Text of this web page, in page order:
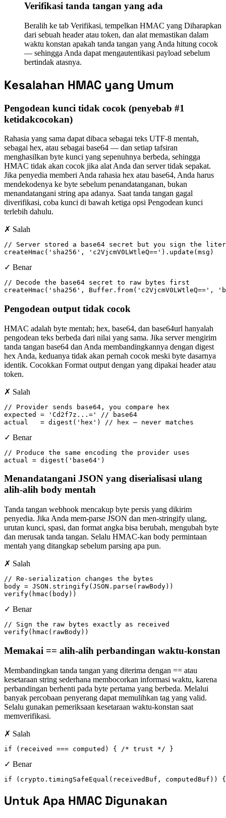
Verifikasi tanda tangan yang ada
Beralih ke tab Verifikasi, tempelkan HMAC yang Diharapkan
dari sebuah header atau token, dan alat memastikan dalam
waktu konstan apakah tanda tangan yang Anda hitung cocok
— sehingga Anda dapat mengautentikasi payload sebelum
bertindak atasnya.
Kesalahan HMAC yang Umum
Pengodean kunci tidak cocok (penyebab #1
ketidakcocokan)
Rahasia yang sama dapat dibaca sebagai teks UTF-8 mentah,
sebagai hex, atau sebagai base64 — dan setiap tafsiran
menghasilkan byte kunci yang sepenuhnya berbeda, sehingga
HMAC tidak akan cocok jika alat Anda dan server tidak sepakat.
Jika penyedia memberi Anda rahasia hex atau base64, Anda harus
mendekodenya ke byte sebelum penandatanganan, bukan
menandatangani string apa adanya. Saat tanda tangan gagal
diverifikasi, coba kunci di bawah ketiga opsi Pengodean kunci
terlebih dahulu.
✗ Salah
// Server stored a base64 secret but you sign the
createHmac('sha256', 'c2VjcmV0LWtleQ==').update(msg)
✓ Benar
// Decode the base64 secret to raw bytes first
createHmac('sha256', Buffer.from('c2VjcmV0LWtleQ==',
Pengodean output tidak cocok
HMAC adalah byte mentah; hex, base64, dan base64url hanyalah
pengodean teks berbeda dari nilai yang sama. Jika server mengirim
tanda tangan base64 dan Anda membandingkannya dengan digest
hex Anda, keduanya tidak akan pernah cocok meski byte dasarnya
identik. Cocokkan Format output dengan yang dipakai header atau
token.
✗ Salah
// Provider sends base64, you compare hex
expected = 'Cd2f7z...=' // base64
actual   = digest('hex') // hex — never matches
✓ Benar
// Produce the same encoding the provider uses
actual = digest('base64')
Menandatangani JSON yang diserialisasi ulang
alih-alih body mentah
Tanda tangan webhook mencakup byte persis yang dikirim
penyedia. Jika Anda mem-parse JSON dan men-stringify ulang,
urutan kunci, spasi, dan format angka bisa berubah, mengubah byte
dan merusak tanda tangan. Selalu HMAC-kan body permintaan
mentah yang ditangkap sebelum parsing apa pun.
✗ Salah
// Re-serialization changes the bytes
body = JSON.stringify(JSON.parse(rawBody))
verify(hmac(body))
✓ Benar
// Sign the raw bytes exactly as received
verify(hmac(rawBody))
Memakai == alih-alih perbandingan waktu-konstan
Membandingkan tanda tangan yang diterima dengan == atau
kesetaraan string sederhana membocorkan informasi waktu, karena
perbandingan berhenti pada byte pertama yang berbeda. Melalui
banyak percobaan penyerang dapat memulihkan tag yang valid.
Selalu gunakan pemeriksaan kesetaraan waktu-konstan saat
memverifikasi.
✗ Salah
if (received === computed) { /* trust */ }
✓ Benar
if (crypto.timingSafeEqual(receivedBuf,
Untuk Apa HMAC Digunakan